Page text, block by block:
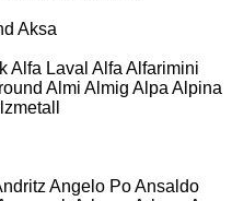
Aksa
Alfa Laval Alfa Alfarimini
Almi Almig Alpa Alpina
Angelo PoAnsaldo